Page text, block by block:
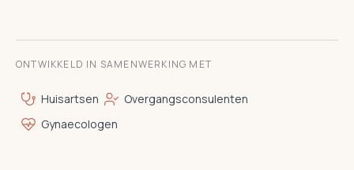
ONTWIKKELD IN SAMENWERKING MET
Huisartsen
Overgangsconsulenten
Gynaecologen